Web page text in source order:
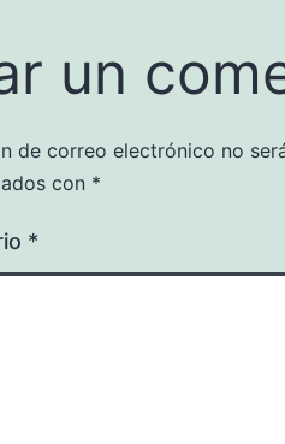
un
de correo electrónico no
con *
*